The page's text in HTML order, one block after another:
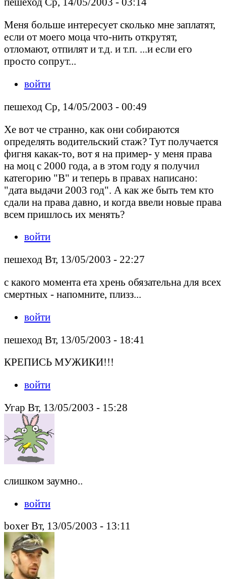
Меня больше интересует сколько мне заплатят,
если от моего моца что-нить открутят,
отломают, отпилят и т.д. и т.п. ...и если его
просто сопрут...
войти
пешеход Ср, 14/05/2003 - 00:49
Хе вот че странно, как они собираются
определять водительский стаж? Тут получается
фигня какак-то, вот я на пример- у меня права
на моц с 2000 года, а в этом году я получил
категорию "В" и теперь в правах написано:
"дата выдачи 2003 год". А как же быть тем кто
сдали на права давно, и когда ввели новые права
всем пришлось их менять?
войти
пешеход Вт, 13/05/2003 - 22:27
с какого момента ета хрень обязательна для всех
смертных - напомните, плизз...
войти
пешеход Вт, 13/05/2003 - 18:41
КРЕПИСЬ МУЖИКИ!!!
войти
Угар Вт, 13/05/2003 - 15:28
слишком заумно..
войти
boxer Вт, 13/05/2003 - 13:11